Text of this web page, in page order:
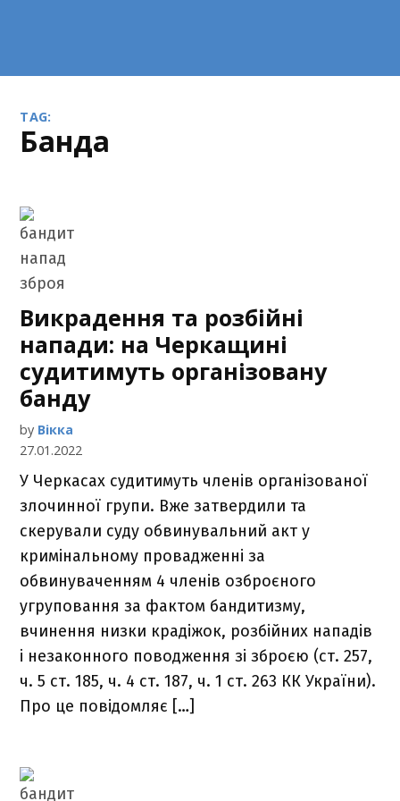
TAG:
банда
Викрадення та розбійні
напади: на Черкащині
судитимуть організовану
банду
by Вікка
27.01.2022
У Черкасах судитимуть членів організованої
злочинної групи. Вже затвердили та
скерували суду обвинувальний акт у
кримінальному провадженні за
обвинуваченням 4 членів озброєного
угруповання за фактом бандитизму,
вчинення низки крадіжок, розбійних нападів
і незаконного поводження зі зброєю (ст. 257,
ч. 5 ст. 185, ч. 4 ст. 187, ч. 1 ст. 263 КК України).
Про це повідомляє […]